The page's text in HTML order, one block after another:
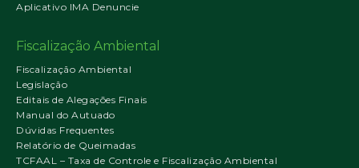
Aplicativo IMA Denuncie
Fiscalização Ambiental
Fiscalização Ambiental
Legislação
Editais de Alegações Finais
Manual do Autuado
Dúvidas Frequentes
Relatório de Queimadas
TCFAAL – Taxa de Controle e Fiscalização Ambiental